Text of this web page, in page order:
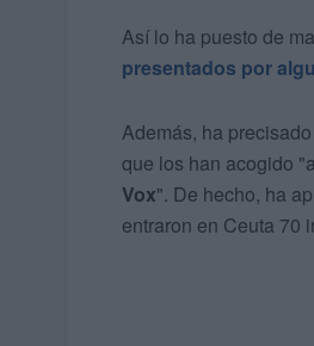
Así lo ha puesto de
presentados por
Además, ha
que los han acogido
Vox". De hecho, ha
entraron en Ceuta 70